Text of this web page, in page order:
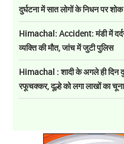
दुर्घटना में सात लोगों के निधन पर
Himachal: Accident: मंडी में
व्यक्ति की मौत, जांच में जुटी पुलिस
Himachal : शादी के अगले ही दिन
रफूचक्कर, दूल्हे को लगा लाखों का